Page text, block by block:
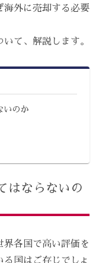
海外に売却する必要
て、解説します。
いのか
はならないの
界各国で高い評価を
国はご存じでしょ